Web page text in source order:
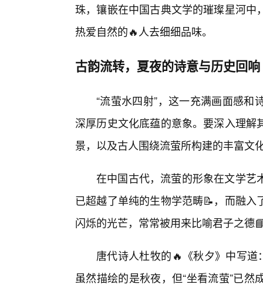
珠，镶嵌在中国古典文学的璀璨星河
热爱自然的🔥人去细细品味。
古韵流转，夏夜的诗意与历史回响
“流萤水四射”，这一充满画面感
深厚历史文化底蕴的意象。要深入理
景，以及古人围绕流萤所构建的丰富文
在中国古代，流萤的形象在文学艺
已超越了单纯的生物学范畴📝，而融
闪烁的光芒，常常被用来比喻君子之德
唐代诗人杜牧的🔥《秋夕》中写道
虽然描绘的是秋夜，但“坐看流萤”已